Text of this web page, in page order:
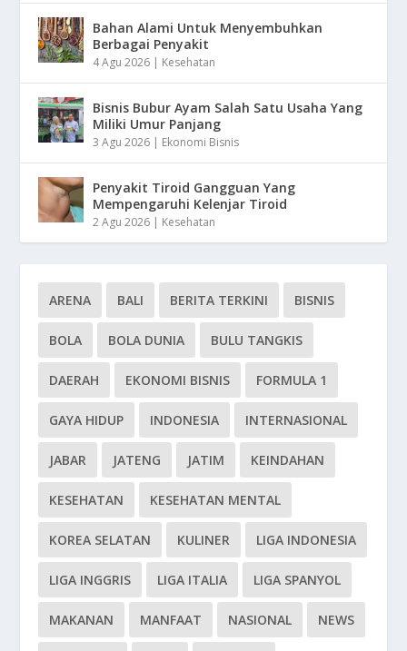
Bahan Alami Untuk Menyembuhkan
Berbagai Penyakit
4 Agu 2026 | Kesehatan
Bisnis Bubur Ayam Salah Satu Usaha Yang
Miliki Umur Panjang
3 Agu 2026 | Ekonomi Bisnis
Penyakit Tiroid Gangguan Yang
Mempengaruhi Kelenjar Tiroid
2 Agu 2026 | Kesehatan
ARENA BALI BERITA TERKINI BISNIS
BOLA BOLA DUNIA BULU TANGKIS
DAERAH EKONOMI BISNIS FORMULA 1
GAYA HIDUP INDONESIA INTERNASIONAL
JABAR JATENG JATIM KEINDAHAN
KESEHATAN KESEHATAN MENTAL
KOREA SELATAN KULINER LIGA INDONESIA
LIGA INGGRIS LIGA ITALIA LIGA SPANYOL
MAKANAN MANFAAT NASIONAL NEWS